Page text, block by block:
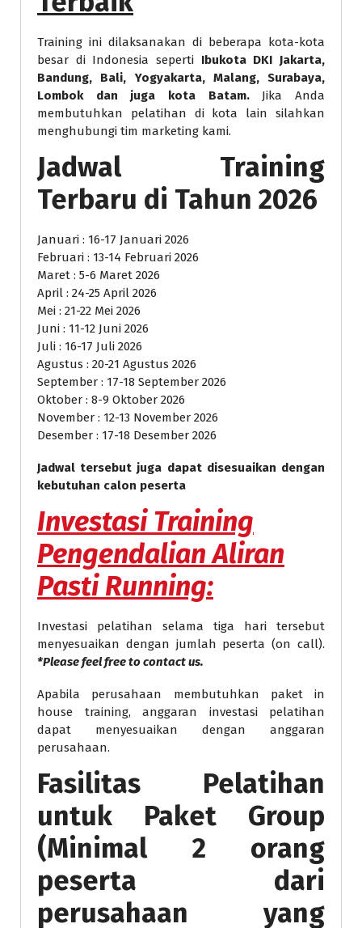
Training ini dilaksanakan di beberapa kota-kota
besar di Indonesia seperti Ibukota DKI Jakarta,
Bandung, Bali, Yogyakarta, Malang, Surabaya,
Lombok dan juga kota Batam.Jika Anda
membutuhkan pelatihan di kota lain silahkan
menghubungi tim marketing kami.
Jadwal Training
Terbaru di Tahun 2026
Januari : 16-17 Januari 2026
Februari : 13-14 Februari 2026
Maret : 5-6 Maret 2026
April : 24-25 April 2026
Mei : 21-22 Mei 2026
Juni : 11-12 Juni 2026
Juli : 16-17 Juli 2026
Agustus : 20-21 Agustus 2026
September : 17-18 September 2026
Oktober : 8-9 Oktober 2026
November : 12-13 November 2026
Desember : 17-18 Desember 2026
Jadwal tersebut juga dapat disesuaikan dengan
kebutuhan calon peserta
Investasi Training
Pengendalian Aliran
Pasti Running:
Investasi pelatihan selama tiga hari tersebut
menyesuaikan dengan jumlah peserta (on call).
*Please feel free to contact us.
Apabila perusahaan membutuhkan paket in
house training, anggaran investasi pelatihan
dapat menyesuaikan dengan anggaran
perusahaan.
Fasilitas Pelatihan
untuk Paket Group
(Minimal 2 orang
peserta dari
perusahaan yang